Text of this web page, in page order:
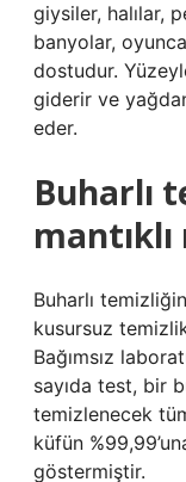
giysiler, halılar,
banyolar,
dostudur.
giderir ve
eder.
Buharlı
mantıklı
Buharlı
kusursuz
Bağımsız
sayıda test, bir
temizlenecek
küfün
göstermiştir.